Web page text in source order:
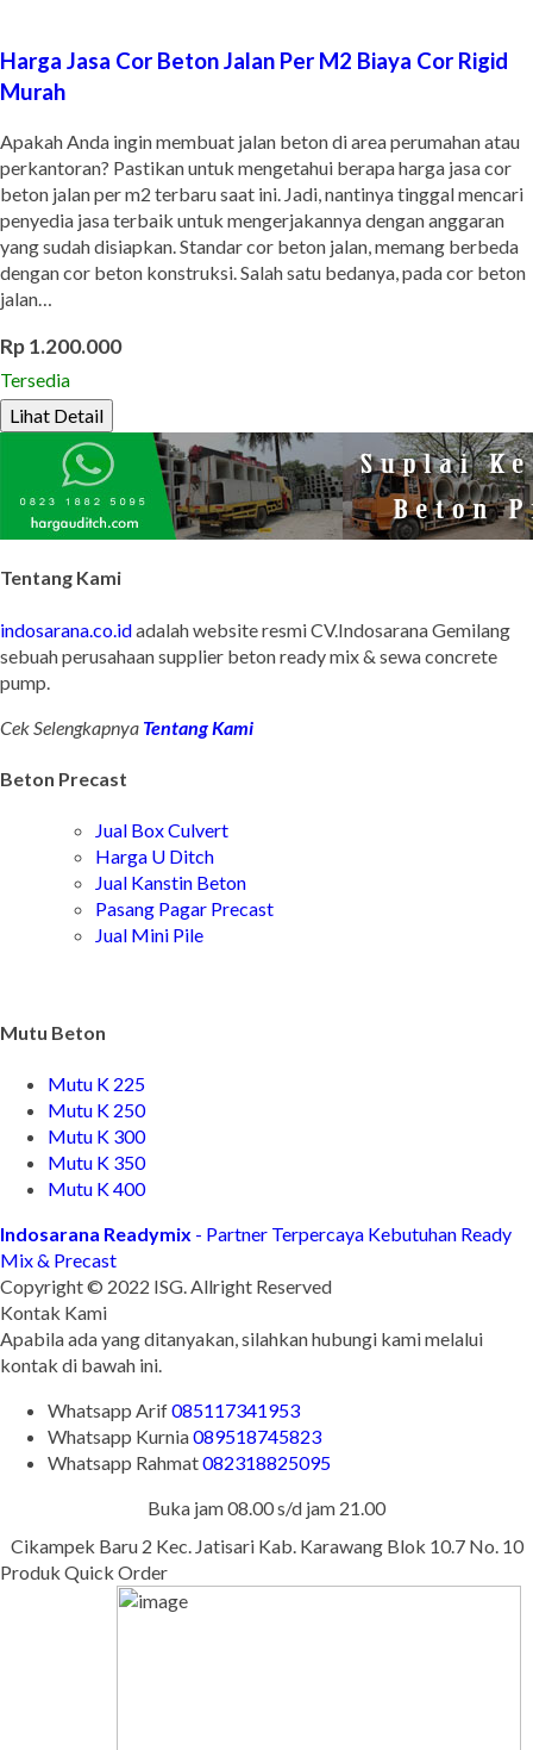
Harga Jasa Cor Beton Jalan Per M2 Biaya Cor Rigid
Murah
Apakah Anda ingin membuat jalan beton di area perumahan atau
perkantoran? Pastikan untuk mengetahui berapa harga jasa cor
beton jalan per m2 terbaru saat ini. Jadi, nantinya tinggal mencari
penyedia jasa terbaik untuk mengerjakannya dengan anggaran
yang sudah disiapkan. Standar cor beton jalan, memang berbeda
dengan cor beton konstruksi. Salah satu bedanya, pada cor beton
jalan…
Rp 1.200.000
Tersedia
Lihat Detail
Tentang Kami
indosarana.co.idadalah website resmi CV.Indosarana Gemilang
sebuah perusahaan supplier beton ready mix & sewa concrete
pump.
Cek Selengkapnya Tentang Kami
Beton Precast
Jual Box Culvert
Harga U Ditch
Jual Kanstin Beton
Pasang Pagar Precast
Jual Mini Pile
Mutu Beton
Mutu K 225
Mutu K 250
Mutu K 300
Mutu K 350
Mutu K 400
Indosarana Readymix - Partner Terpercaya Kebutuhan Ready
Mix & Precast
Copyright © 2022 ISG. Allright Reserved
Kontak Kami
Apabila ada yang ditanyakan, silahkan hubungi kami melalui
kontak di bawah ini.
Whatsapp Arif085117341953
Whatsapp Kurnia089518745823
Whatsapp Rahmat082318825095
Buka jam 08.00 s/d jam 21.00
Cikampek Baru 2 Kec. Jatisari Kab. Karawang Blok 10.7 No. 10
Produk Quick Order